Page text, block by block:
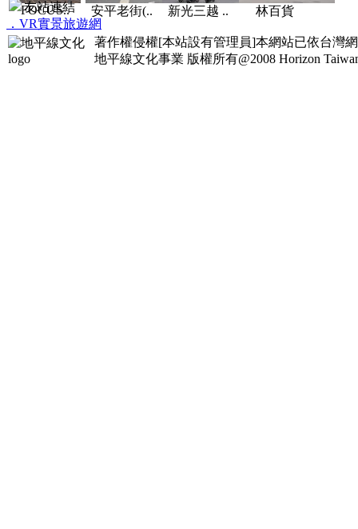
FOCUS.. 安平老街(.. 新光三越 .. 林百貨
友站連結
．VR實景旅遊網
著作權侵權[本站設有管理員]本網站已依台灣
地平線文化事業 版權所有@2008 Horizon